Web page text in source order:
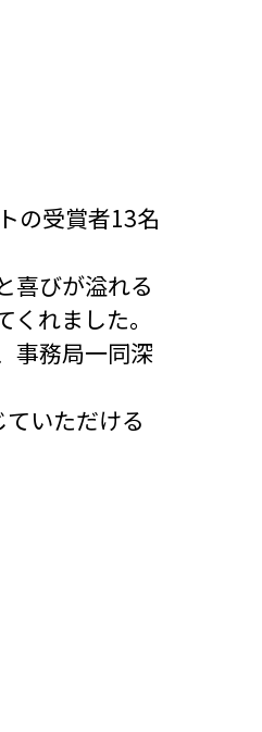
の受賞者13名
喜びが溢れる
れました。
事務局一同深
いただける